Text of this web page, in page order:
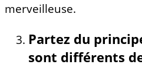
merveilleuse.
Partez du
sont différents